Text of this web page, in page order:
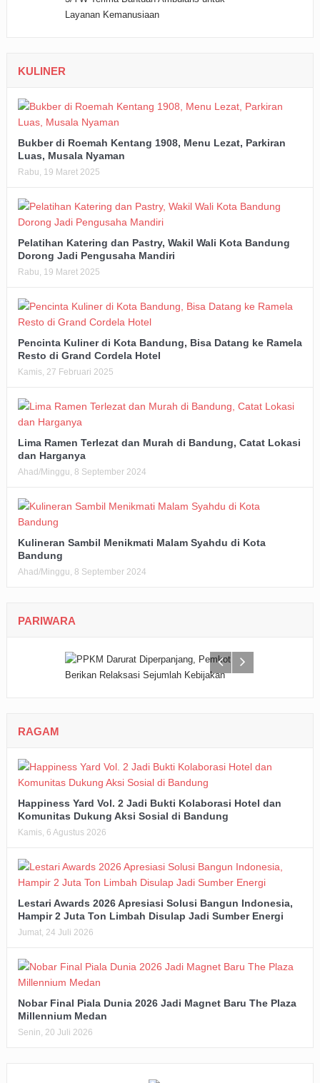
KULINER
Bukber di Roemah Kentang 1908, Menu Lezat, Parkiran
Luas, Musala Nyaman
Rabu, 19 Maret 2025
Pelatihan Katering dan Pastry, Wakil Wali Kota Bandung
Dorong Jadi Pengusaha Mandiri
Rabu, 19 Maret 2025
Pencinta Kuliner di Kota Bandung, Bisa Datang ke Ramela
Resto di Grand Cordela Hotel
Kamis, 27 Februari 2025
Lima Ramen Terlezat dan Murah di Bandung, Catat Lokasi
dan Harganya
Ahad/Minggu, 8 September 2024
Kulineran Sambil Menikmati Malam Syahdu di Kota
Bandung
Ahad/Minggu, 8 September 2024
PARIWARA
RAGAM
Happiness Yard Vol. 2 Jadi Bukti Kolaborasi Hotel dan
Komunitas Dukung Aksi Sosial di Bandung
Kamis, 6 Agustus 2026
Lestari Awards 2026 Apresiasi Solusi Bangun Indonesia,
Hampir 2 Juta Ton Limbah Disulap Jadi Sumber Energi
Jumat, 24 Juli 2026
Nobar Final Piala Dunia 2026 Jadi Magnet Baru The Plaza
Millennium Medan
Senin, 20 Juli 2026